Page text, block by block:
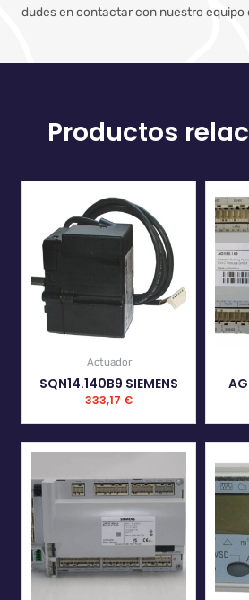
dudes en contactar con nuestro equipo
Productos
Actuador
SQN14.140B9 SIEMENS
333,17 €